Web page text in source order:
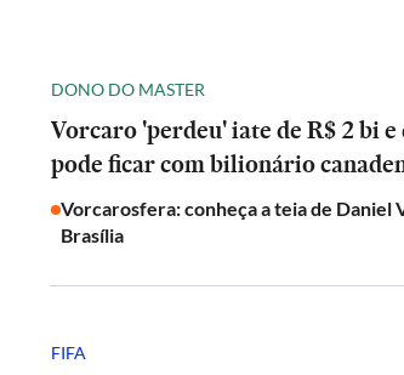
DONO DO MASTER
Vorcaro 'perdeu' iate de R$ 2 bi
pode ficar com bilionário
Vorcarosfera: conheça a teia de Daniel
Brasília
FIFA